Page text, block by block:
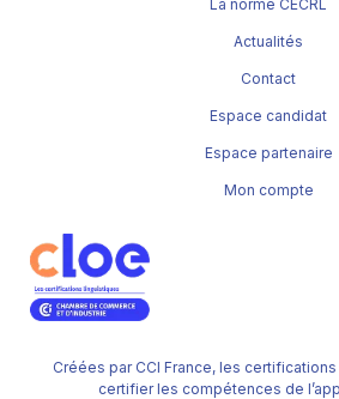
Créées par CCI France, les
certifier les compétences de
La norme CECRL
Actualités
Contact
Espace candidat
Espace partenaire
Mon compte